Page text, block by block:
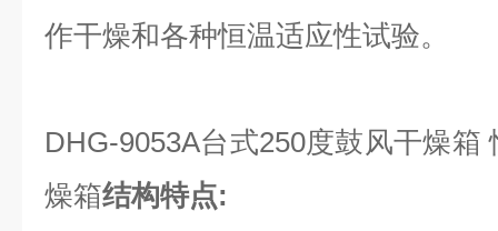
作干燥和各种恒温适应性试验。
DHG-9053A台式250度鼓风干燥箱
燥箱结构特点: